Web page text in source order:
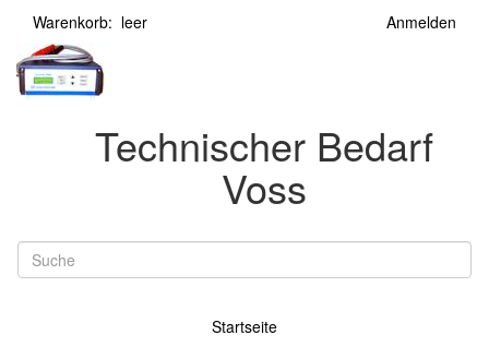
Warenkorb: leer Anmelden
Technischer Bedarf
Voss
Startseite